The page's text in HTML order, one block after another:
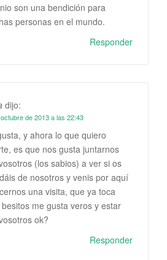
son una bendición para
personas en el mundo.
Responder
dijo:
de 2013 a las 22:43
y ahora lo que quiero
es que nos gusta juntarnos
(los sabios) a ver si os
de nosotros y venis por aquí
una visita, que ya toca
me gusta veros y estar
ok?
Responder